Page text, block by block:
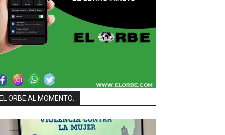
ORBE AL MOMENTO: